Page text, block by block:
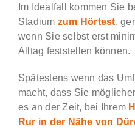
Im Idealfall kommen Sie
Stadium zum Hörtest,
wenn Sie selbst erst
Alltag feststellen können.
Spätestens wenn das
macht, dass Sie
es an der Zeit, bei Ihrem
Rur in der Nähe von